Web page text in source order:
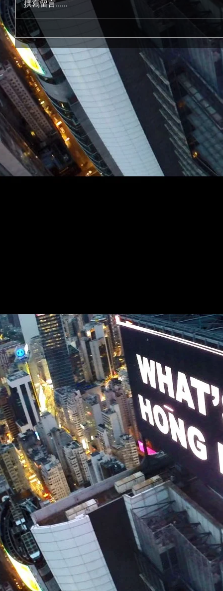
撰寫留言......